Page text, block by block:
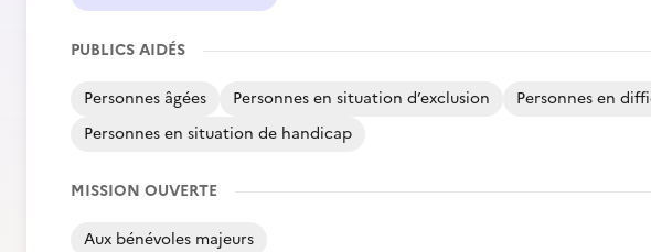
PUBLICS AIDÉS
Personnes âgées Personnes en situation d’exclusion
Personnes en
Personnes en situation de handicap
MISSION OUVERTE
Aux bénévoles majeurs